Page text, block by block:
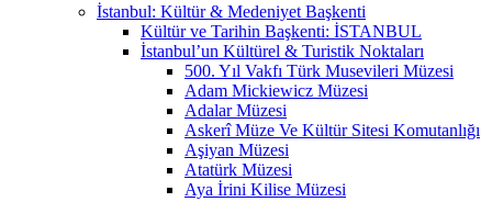
İstanbul: Kültür & Medeniyet Başkenti
Kültür ve Tarihin Başkenti: İSTANBUL
İstanbul’un Kültürel & Turistik Noktaları
500. Yıl Vakfı Türk Musevileri Müzesi
Adam Mickiewicz Müzesi
Adalar Müzesi
Askerî Müze Ve Kültür Sitesi Komutanlığı
Aşiyan Müzesi
Atatürk Müzesi
Aya İrini Kilise Müzesi